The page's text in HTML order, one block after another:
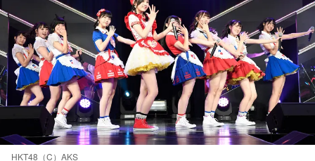
HKT48（C）AKS